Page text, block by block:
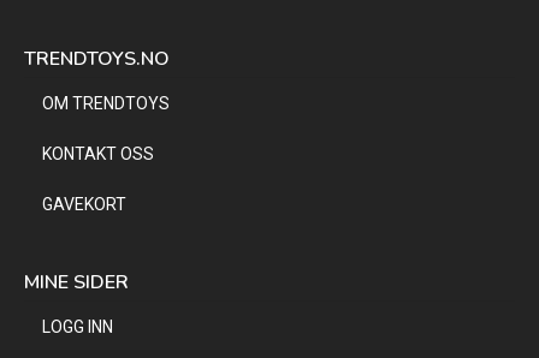
TRENDTOYS.NO
OM TRENDTOYS
KONTAKT OSS
GAVEKORT
MINE SIDER
LOGG INN